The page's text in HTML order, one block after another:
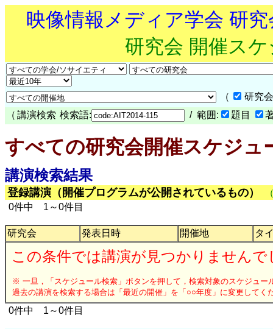
映像情報メディア学会 研
研究会 開催ス
（
研究
（ 講演検索 検索語: / 範囲: 題目
すべての研究会開催スケジュ
講演検索結果
登録講演（開催プログラムが公開されているもの）
0件中 1～0件目
研究会 発表日時 開催地 タ
この条件では講演が見つかりませんで
※ 一旦，「スケジュール検索」ボタンを押して，検索対象のスケジュー
過去の講演を検索する場合は「最近の開催」を「○○年度」に変更してく
0件中 1～0件目